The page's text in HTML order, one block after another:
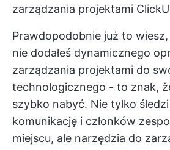
zarządzania projektami
Prawdopodobnie już to wiesz,
nie dodałeś dynamicznego
zarządzania projektami do
technologicznego - to znak,
szybko nabyć. Nie tylko
komunikację i członków
miejscu, ale narzędzia do